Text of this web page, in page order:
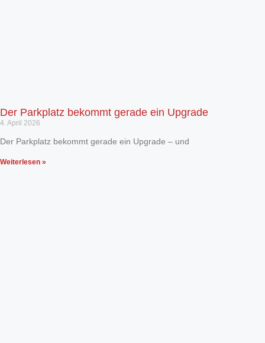
Der Parkplatz bekommt gerade ein Upgrade
4. April 2026
Der Parkplatz bekommt gerade ein Upgrade – und
Weiterlesen »